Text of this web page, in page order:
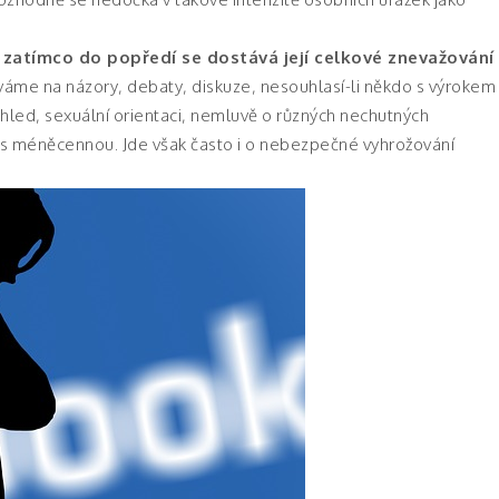
do popředí se dostává její celkové znevažování
na názory, debaty, diskuze, nesouhlasí-li někdo s výrokem
sexuální orientaci, nemluvě o různých nechutných
Jde však často i o nebezpečné vyhrožování